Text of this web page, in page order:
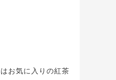
お気に入りの紅茶